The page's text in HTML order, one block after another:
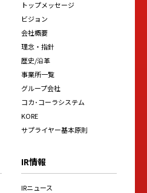
トップメッセージ
ビジョン
会社概要
理念・指針
歴史/沿革
事業所一覧
グループ会社
コカ･コーラシステム
KORE
サプライヤー基本原則
IR情報
IRニュース